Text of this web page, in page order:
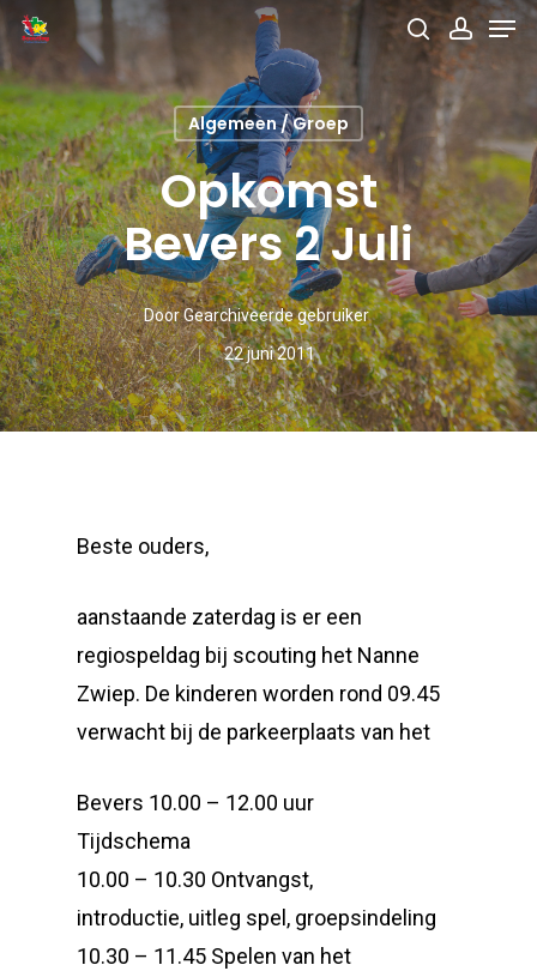
Skip
to
main
content
search
Algemeen / Groep
Opkomst
Bevers 2 Juli
DoorGearchiveerde gebruiker
22 juni 2011
Beste ouders,
aanstaande zaterdag is er een
regiospeldag bij scouting het Nanne
Zwiep. De kinderen worden rond 09.45
verwacht bij de parkeerplaats van het
Bevers 10.00 – 12.00 uur
Tijdschema
10.00 – 10.30 Ontvangst,
introductie, uitleg spel, groepsindeling
10.30 – 11.45 Spelen van het